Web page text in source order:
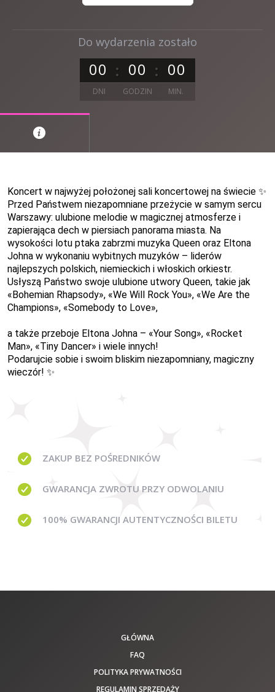
Do wydarzenia zostało
00 00 00
DNI GODZIN MIN.
Koncert w najwyżej położonej sali koncertowej na świecie ✨
Przed Państwem niezapomniane przeżycie w samym sercu
Warszawy: ulubione melodie w magicznej atmosferze i
zapierająca dech w piersiach panorama miasta. Na
wysokości lotu ptaka zabrzmi muzyka Queen oraz Eltona
Johna w wykonaniu wybitnych muzyków – liderów
najlepszych polskich, niemieckich i włoskich orkiestr.
Usłyszą Państwo swoje ulubione utwory Queen, takie jak
« Bohemian Rhapsody», «We Will Rock You», «We Are the
Champions», «Somebody to Love»,
a także przeboje Eltona Johna – «Your Song», « Rocket
Man», «Tiny Dancer» i wiele innych!
Podarujcie sobie i swoim bliskim niezapomniany, magiczny
wieczór! ✨
ZAKUP BEZ POŚREDNIKÓW
GWARANCJA ZWROTU PRZY ODWOLANIU
100% GWARANCJI AUTENTYCZNOŚCI BILETU
GŁÓWNA
FAQ
POLITYKA PRYWATNOŚCI
REGULAMIN SPRZEDAŻY